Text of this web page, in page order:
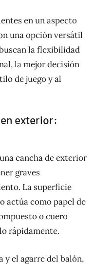
en un aspecto
una opción versátil
la flexibilidad
la mejor decisión
de juego y al
exterior:
cancha de exterior
graves
La superficie
actúa como papel de
o cuero
rápidamente.
y el agarre del balón,